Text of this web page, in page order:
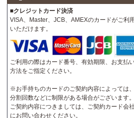
■クレジットカード決済
VISA、Master、JCB、AMEXのカードがご利用
いただけます。
ご利用の際はカード番号、有効期限、お支払
方法をご指定ください。
※お手持ちのカードのご契約内容によっては、
分割回数などに制限がある場合がございます。
ご契約内容につきましては、ご契約カード会社
にお問い合わせください。